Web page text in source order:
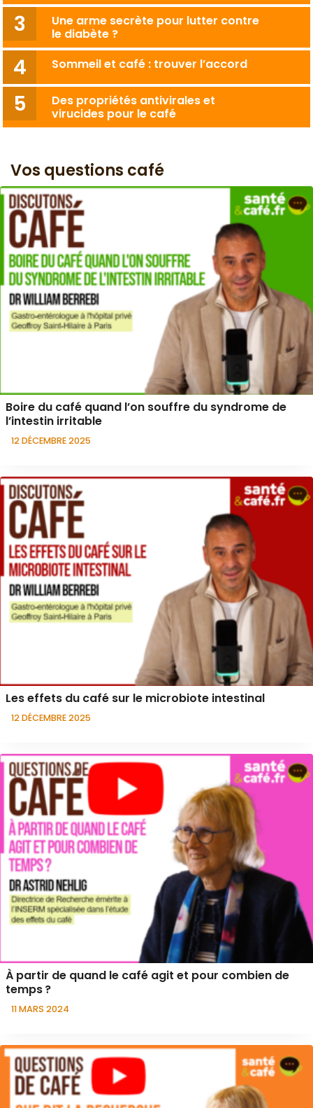
Une arme secrète pour lutter contre
le diabète ?
Sommeil et café : trouver l’accord
Des propriétés antivirales et
virucides pour le café
Vos questions café
Boire du café quand l’on souffre du syndrome de
l’intestin irritable
12 DÉCEMBRE 2025
Les effets du café sur le microbiote intestinal
12 DÉCEMBRE 2025
À partir de quand le café agit et pour combien de
temps ?
11 MARS 2024